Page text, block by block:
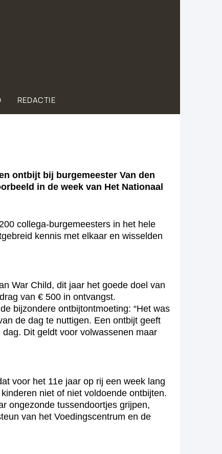
REDACTIE
ontbijt bij burgemeester Van den
in de week van Het Nationaal
collega-burgemeesters in het hele
kennis met elkaar en wisselden
War Child, dit jaar het goede doel van
van € 500 in ontvangst.
bijzondere ontbijtontmoeting: “Het was
de dag te nuttigen. Een ontbijt geeft
Dit geldt voor volwassenen maar
voor het 11e jaar op rij een week lang
niet of niet voldoende ontbijten.
ongezonde tussendoortjes grijpen,
van het Voedingscentrum en de